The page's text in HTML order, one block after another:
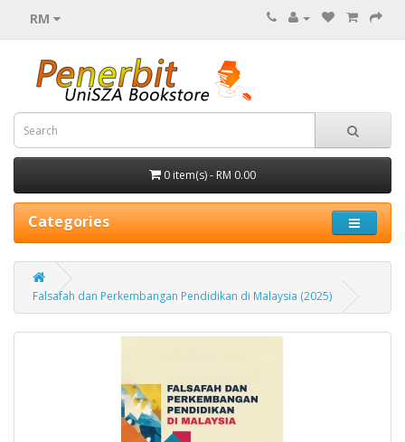
RM
0 item(s) - RM 0.00
Categories
Falsafah dan Perkembangan Pendidikan di Malaysia (2025)